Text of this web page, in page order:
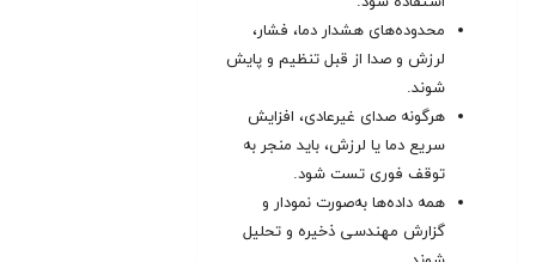
محدوده‌های هشدار دما، فشار،
لرزش و صدا از قبل تنظیم و پایش
شوند.
هرگونه صدای غیرعادی، افزایش
سریع دما یا لرزش، باید منجر به
توقف فوری تست شود.
همه داده‌ها به‌صورت نمودار و
گزارش مهندسی ذخیره و تحلیل